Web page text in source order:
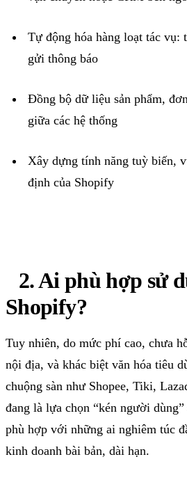
Tự động hóa hàng loạt tác vụ:
gửi thông báo
Đồng bộ dữ liệu sản phẩm,
giữa các hệ thống
Xây dựng tính năng tuỳbiến,
định của Shopify
2. Ai phù hợp sử
Shopify?
Tuy nhiên, do mức phí cao, chưa
nội địa, và khác biệt văn hóa tiêu
chuộng sàn như Shopee, Tiki,
đang là lựa chọn “kén người
phù hợp với những ai nghiêm túc
kinh doanh bài bản, dài hạn.